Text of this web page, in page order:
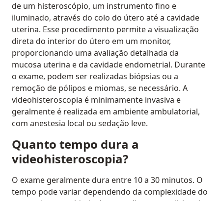
de um histeroscópio, um instrumento fino e
iluminado, através do colo do útero até a cavidade
uterina. Esse procedimento permite a visualização
direta do interior do útero em um monitor,
proporcionando uma avaliação detalhada da
mucosa uterina e da cavidade endometrial. Durante
o exame, podem ser realizadas biópsias ou a
remoção de pólipos e miomas, se necessário. A
videohisteroscopia é minimamente invasiva e
geralmente é realizada em ambiente ambulatorial,
com anestesia local ou sedação leve.
Quanto tempo dura a
videohisteroscopia?
O exame geralmente dura entre 10 a 30 minutos. O
tempo pode variar dependendo da complexidade do